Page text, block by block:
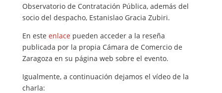
Observatorio de Contratación Pública, además del
socio del despacho, Estanislao Gracia Zubiri.
En este enlacepueden acceder a la reseña
publicada por la propia Cámara de Comercio de
Zaragoza en su página web sobre el evento.
Igualmente, a continuación dejamos el vídeo de la
charla: